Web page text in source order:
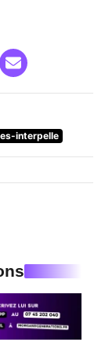
interpelle